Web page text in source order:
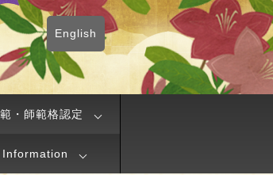
English
・師範格認定
Information